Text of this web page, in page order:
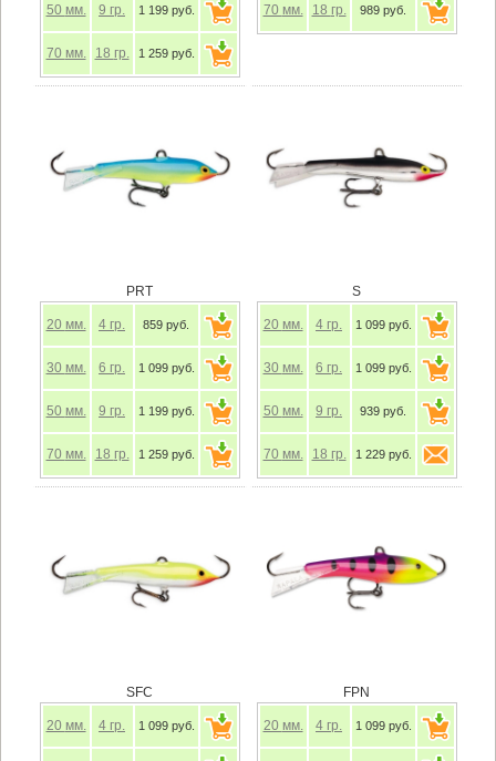
50 мм. 9 гр. 1 199 руб.
70 мм. 18 гр. 1 259 руб.
70 мм. 18 гр. 989 руб.
PRT
20 мм. 4 гр. 859 руб.
30 мм. 6 гр. 1 099 руб.
50 мм. 9 гр. 1 199 руб.
70 мм. 18 гр. 1 259 руб.
S
20 мм. 4 гр. 1 099 руб.
30 мм. 6 гр. 1 099 руб.
50 мм. 9 гр. 939 руб.
70 мм. 18 гр. 1 229 руб.
SFC
20 мм. 4 гр. 1 099 руб.
FPN
20 мм. 4 гр. 1 099 руб.